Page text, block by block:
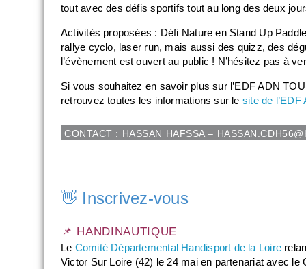
tout avec des défis sportifs tout au long des deux
Activités proposées : Défi Nature en Stand Up
rallye cyclo, laser run, mais aussi des quizz, des
l’évènement est ouvert au public ! N’hésitez pas à
Si vous souhaitez en savoir plus sur l’EDF ADN
retrouvez toutes les informations sur le site de
CONTACT : HASSAN HAFSSA –
👋 Inscrivez-vous
📌 HANDINAUTIQUE
Le Comité Départemental Handisport de la Loire
Victor Sur Loire (42) le 24 mai en partenariat avec